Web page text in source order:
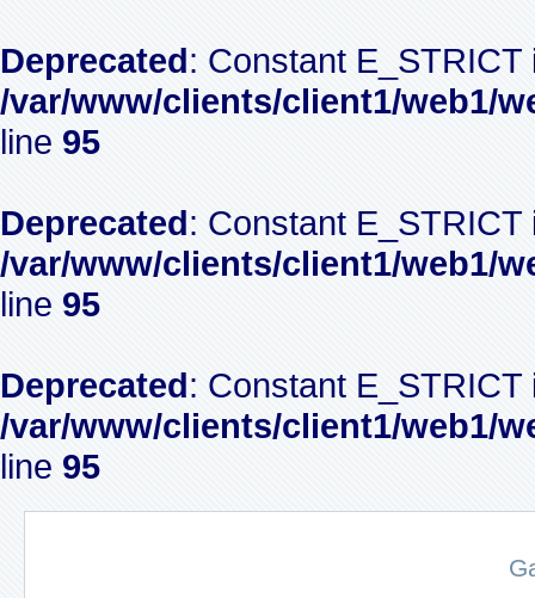
Deprecated: Constant
/var/www/clients/client1/web1/
line 95
Deprecated: Constant
/var/www/clients/client1/web1/
line 95
Deprecated: Constant
/var/www/clients/client1/web1/
line 95